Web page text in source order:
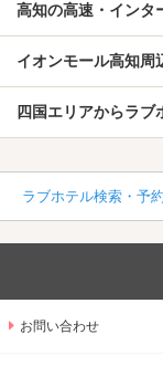
高知の高速・インタ
イオンモール高知周
四国エリアからラブ
ラブホテル検索・予
お問い合わせ